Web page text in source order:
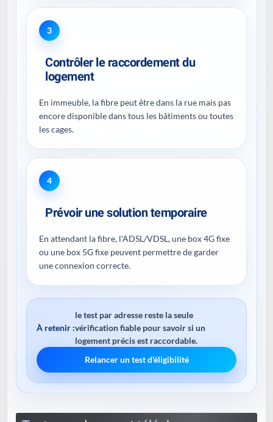
3
Contrôler le raccordement du
logement
En immeuble, la fibre peut être dans la rue mais pas
encore disponible dans tous les bâtiments ou toutes
les cages.
4
Prévoir une solution temporaire
En attendant la fibre, l'ADSL/VDSL, une box 4G fixe
ou une box 5G fixe peuvent permettre de garder
une connexion correcte.
À retenir :
le test par adresse reste la seule
vérification fiable pour savoir si un
logement précis est raccordable.
Relancer un test d'éligibilité